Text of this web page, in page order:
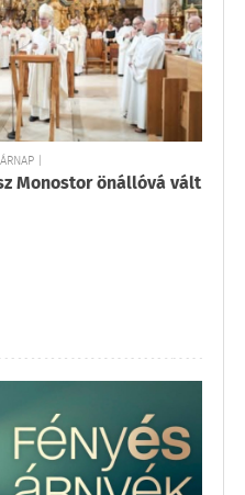
|
Monostor önállóvá vált